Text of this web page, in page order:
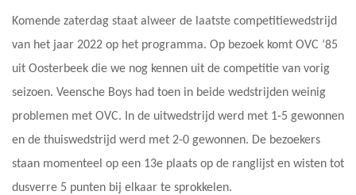
Komende zaterdag staat alweer de laatste competitiewedstrijd
van het jaar 2022 op het programma. Op bezoek komt OVC ‘85
uit Oosterbeek die we nog kennen uit de competitie van vorig
seizoen. Veensche Boys had toen in beide wedstrijden weinig
problemen met OVC. In de uitwedstrijd werd met 1-5 gewonnen
en de thuiswedstrijd werd met 2-0 gewonnen. De bezoekers
staan momenteel op een 13e plaats op de ranglijst en wisten tot
dusverre 5 punten bij elkaar te sprokkelen.